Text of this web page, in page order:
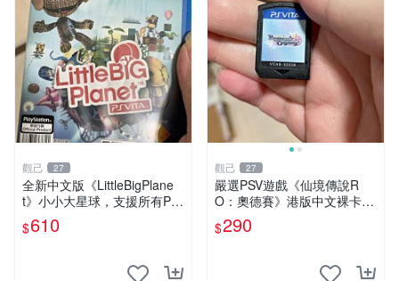
觀己 27
全新中文版《LittleBigPlane
t》小小大星球，支援所有PS
V主機，動作冒險遊戲，多人
連線對戰樂趣無窮，盒裝如
$610
觀己 27
嚴選PSV遊戲《仙境傳說R
O：奧德賽》港版中文裸卡，
功能正常成色佳 仙境傳說RO
奧德賽 港版
$290